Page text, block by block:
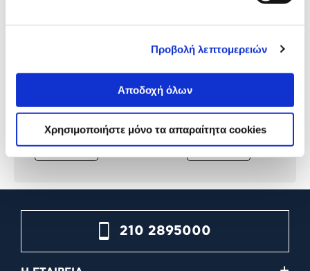
Προβολή λεπτομερειών
Αποδοχή όλων
Χρησιμοποιήστε μόνο τα απαραίτητα cookies
28,00€
Προσθήκη
28,00€
Προσθήκη
210 2895000